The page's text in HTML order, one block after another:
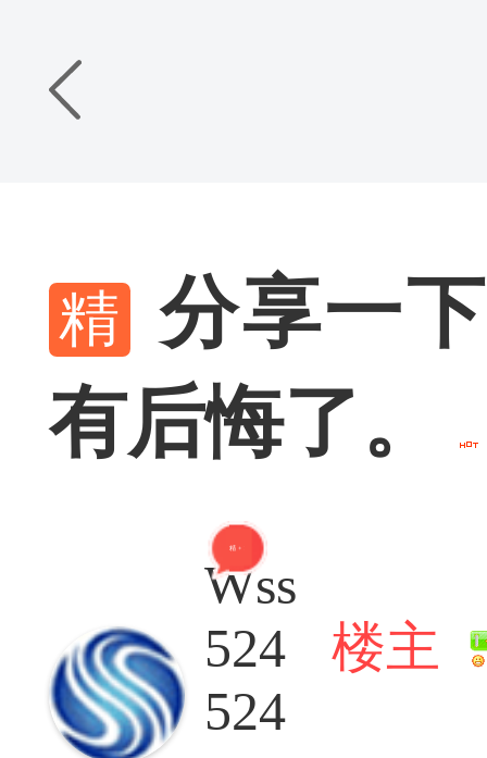
分享一
有后悔了。
精 + 1
Wss
524
524
楼主